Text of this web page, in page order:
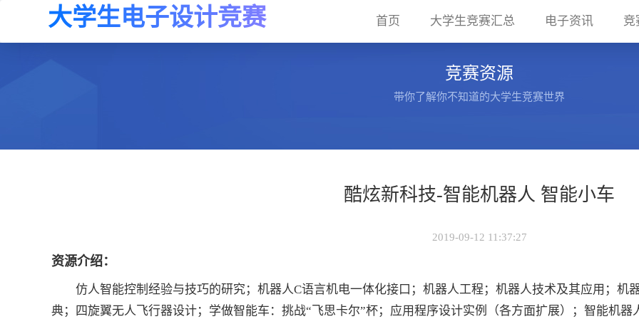
大学生电子设计竞赛 首页(current)大学生竞赛汇总 电子资讯 竞
竞赛资源
带你了解你不知道的大学生竞赛世界
酷炫新科技-智能机器人 智能小车
2019-09-12 11:37:27
资源介绍：
仿人智能控制经验与技巧的研究；机器人C语言机电一体化接口；机器人工程；机器人技术及其应用；
典；四旋翼无人飞行器设计；学做智能车：挑战“飞思卡尔”杯；应用程序设计实例（各方面扩展）；智能机